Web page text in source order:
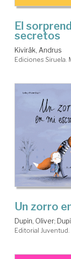
El
secretos
Kiviräk, Andrus
Ediciones Siruela.
Un zorro
Dupin, Oliver;
Editorial